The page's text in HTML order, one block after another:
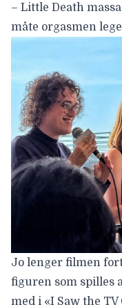
– Little Death
måte orgasmen
Jo lenger filmen
figuren som spilles
med i «I Saw the